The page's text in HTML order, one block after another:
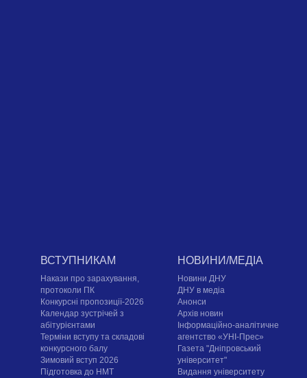
ВСТУПНИКАМ
Накази про зарахування,
протоколи ПК
Конкурсні пропозиції-2026
Календар зустрічей з
абітурієнтами
Терміни вступу та складові
конкурсного балу
Зимовий вступ 2026
Підготовка до НМТ
НОВИНИ/МЕДІА
Новини ДНУ
ДНУ в медіа
Анонси
Архів новин
Інформаційно-аналітичне
агентство «УНІ-Прес»
Газета "Дніпровський
університет"
Видання університету